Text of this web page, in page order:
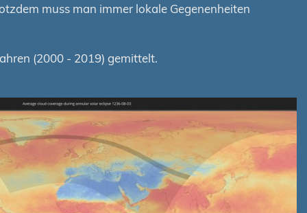
muss man immer lokale Gegenenheiten
(2000 - 2019) gemittelt.